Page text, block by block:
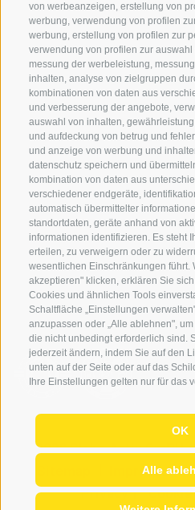
von werbeanzeigen, erstellung von
werbung, verwendung von profilen
werbung, erstellung von profilen zur
verwendung von profilen zur
messung der werbeleistung,
inhalten, analyse von zielgruppen
kombinationen von daten aus
und verbesserung der angebote,
auswahl von inhalten,
und aufdeckung von betrug und
und anzeige von werbung und
datenschutz speichern und
kombination von daten aus
verschiedener endgeräte,
automatisch übermittelter
standortdaten, geräte anhand von
informationen identifizieren. Es steht
erteilen, zu verweigern oder zu
wesentlichen Einschränkungen führt.
akzeptieren" klicken, erklären Sie
Cookies und ähnlichen Tools
Schaltfläche „Einstellungen
anzupassen oder „Alle ablehnen",
die nicht unbedingt erforderlich sind.
jederzeit ändern, indem Sie auf den
unten auf der Seite oder auf das
Ihre Einstellungen gelten nur für das
OK
Alle
SERVICE
Kontakt
Wetter & Lawinen
FAQ & AGB
Schwierigkeitseinteilung
Reisetaschen & Dry Bag
Newsletter
Leihausrüstung
Login
Bezahlung
Partner
Pauschalreiserichtlinie
© 2026 Globo Activ GmBH |
Impressum |
Privacy |